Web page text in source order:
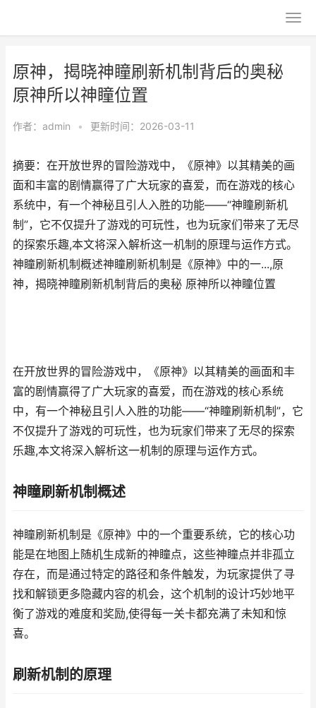
原神，揭晓神瞳刷新机制背后的奥秘
原神所以神瞳位置
作者： admin • 更新时间：2026-03-11
摘要：在开放世界的冒险游戏中，《原神》以其精美的画
面和丰富的剧情赢得了广大玩家的喜爱，而在游戏的核心
系统中，有一个神秘且引人入胜的功能——“神瞳刷新机
制”，它不仅提升了游戏的可玩性，也为玩家们带来了无尽
的探索乐趣,本文将深入解析这一机制的原理与运作方式。
神瞳刷新机制概述神瞳刷新机制是《原神》中的一...,原
神，揭晓神瞳刷新机制背后的奥秘 原神所以神瞳位置
在开放世界的冒险游戏中，《原神》以其精美的画面和丰
富的剧情赢得了广大玩家的喜爱，而在游戏的核心系统
中，有一个神秘且引人入胜的功能——“神瞳刷新机制”，它
不仅提升了游戏的可玩性，也为玩家们带来了无尽的探索
乐趣,本文将深入解析这一机制的原理与运作方式。
神瞳刷新机制概述
神瞳刷新机制是《原神》中的一个重要系统，它的核心功
能是在地图上随机生成新的神瞳点，这些神瞳点并非孤立
存在，而是通过特定的路径和条件触发，为玩家提供了寻
找和解锁更多隐藏内容的机会，这个机制的设计巧妙地平
衡了游戏的难度和奖励,使得每一关卡都充满了未知和惊
喜。
刷新机制的原理